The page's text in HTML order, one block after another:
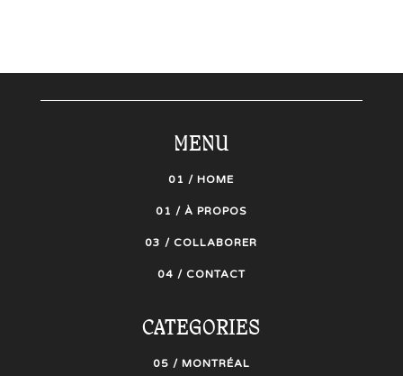
MENU
01 / HOME
01 / À PROPOS
03 / COLLABORER
04 / CONTACT
CATEGORIES
05 / MONTRÉAL